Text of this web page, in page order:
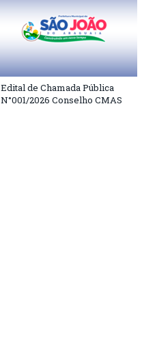
Edital de Chamada Pública
N°001/2026 Conselho CMAS